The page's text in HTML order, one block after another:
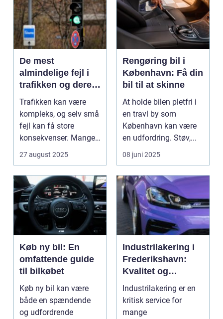
De mest
almindelige fejl i
trafikken og deres
konsekvenser
Trafikken kan være
kompleks, og selv små
fejl kan få store
konsekvenser. Mange
uly...
27 august 2025
Rengøring bil i
København: Få din
bil til at skinne
At holde bilen pletfri i
en travl by som
København kan være
en udfordring. Støv,...
08 juni 2025
Køb ny bil: En
omfattende guide
til bilkøbet
Køb ny bil kan være
både en spændende
og udfordrende
Industrilakering i
Frederikshavn:
Kvalitet og
Professionalisme
Industrilakering er en
kritisk service for
mange